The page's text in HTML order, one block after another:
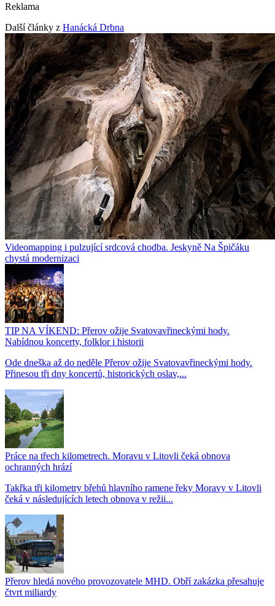
Reklama
Další články z Hanácká Drbna
Videomapping i pulzující srdcová chodba. Jeskyně Na Špičáku
chystá modernizaci
TIP NA VÍKEND: Přerov ožije Svatovavřineckými hody.
Nabídnou koncerty, folklor i historii
Ode dneška až do neděle Přerov ožije Svatovavřineckými hody.
Přinesou tři dny koncertů, historických oslav,...
Práce na třech kilometrech. Moravu v Litovli čeká obnova
ochranných hrází
Takřka tři kilometry břehů hlavního ramene řeky Moravy v Litovli
čeká v následujících letech obnova v režii...
Přerov hledá nového provozovatele MHD. Obří zakázka přesahuje
čtvrt miliardy